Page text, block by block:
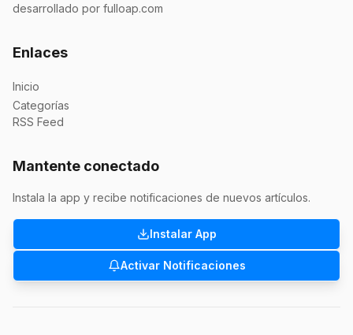
desarrollado por fulloap.com
Enlaces
Inicio
Categorías
RSS Feed
Mantente conectado
Instala la app y recibe notificaciones de nuevos artículos.
Instalar App
Activar Notificaciones